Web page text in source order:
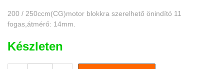
200 / 250ccm(CG)motor blokkra szerelhető önindító 11
fogas,átmérő: 14mm.
Készleten